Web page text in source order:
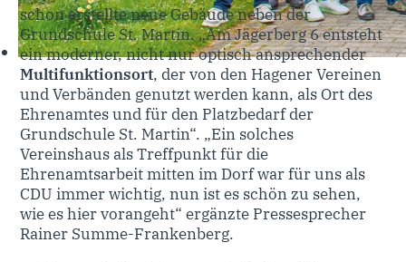
schon erstellte neue Gebäude neben der
Grundschule St. Martin. „Am Jägerberg 6 entsteht
ein moderner, nicht nur optisch ansprechender
Multifunktionsort, der von den Hagener Vereinen
und Verbänden genutzt werden kann, als Ort des
Ehrenamtes und für den Platzbedarf der
Grundschule St. Martin“. „Ein solches
Vereinshaus als Treffpunkt für die
Ehrenamtsarbeit mitten im Dorf war für uns als
CDU immer wichtig, nun ist es schön zu sehen,
wie es hier vorangeht“ ergänzte Pressesprecher
Rainer Summe-Frankenberg.